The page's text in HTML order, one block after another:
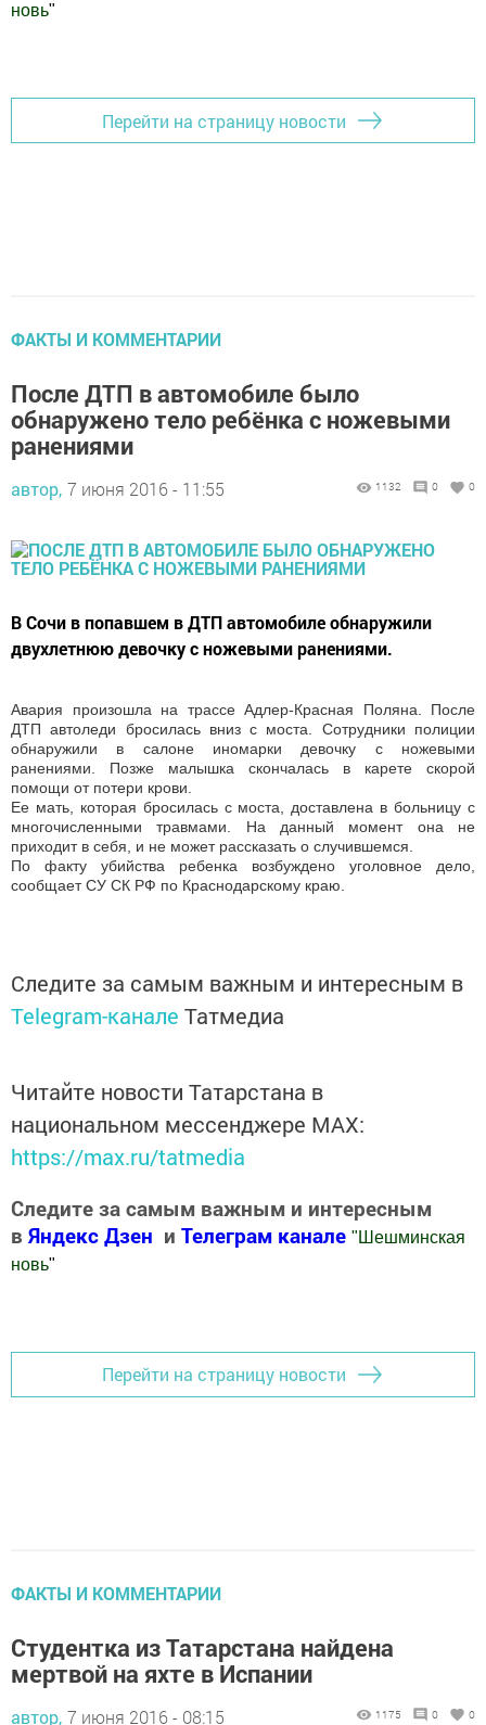
новь"
Перейти на страницу новости
ФАКТЫ И КОММЕНТАРИИ
После ДТП в автомобиле было
обнаружено тело ребёнка с ножевыми
ранениями
автор, 7 июня 2016 - 11:55 1132 0 0
В Сочи в попавшем в ДТП автомобиле обнаружили
двухлетнюю девочку с ножевыми ранениями.
Авария произошла на трассе Адлер-Красная Поляна. После
ДТП автоледи бросилась вниз с моста. Сотрудники полиции
обнаружили в салоне иномарки девочку с ножевыми
ранениями. Позже малышка скончалась в карете скорой
помощи от потери крови.
Ее мать, которая бросилась с моста, доставлена в больницу с
многочисленными травмами. На данный момент она не
приходит в себя, и не может рассказать о случившемся.
По факту убийства ребенка возбуждено уголовное дело,
сообщает СУ СК РФ по Краснодарскому краю.
Следите за самым важным и интересным в
Telegram-канале Татмедиа
Читайте новости Татарстана в
национальном мессенджере MАХ:
https://max.ru/tatmedia
Следите за самым важным и интересным
в Яндекс Дзен и Телеграм канале " Шешминская
новь"
Перейти на страницу новости
ФАКТЫ И КОММЕНТАРИИ
Студентка из Татарстана найдена
мертвой на яхте в Испании
автор, 7 июня 2016 - 08:15 1175 0 0